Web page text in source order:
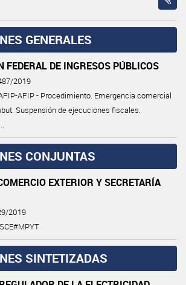
GENERALES
FEDERAL DE INGRESOS PÚBLICOS
2019
AFIP - Procedimiento. Emergencia comercial
Suspensión de ejecuciones fiscales.
CONJUNTAS
EXTERIOR Y SECRETARÍA
2019
SINTETIZADAS